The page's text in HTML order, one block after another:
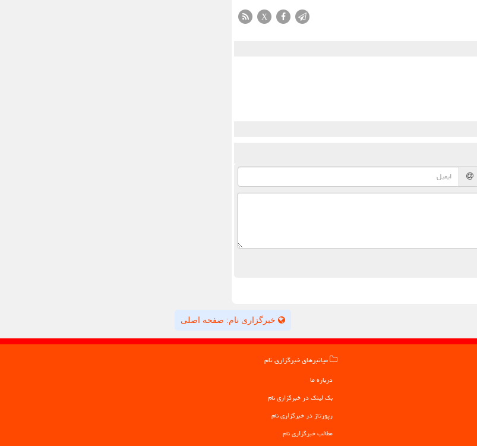
X
خبرگزاری نام: صفحه اصلی
میانبرهای خبرگزاری نام
درباره ما
بک لینک در خبرگزاری نام
رپورتاژ در خبرگزاری نام
مطالب خبرگزاری نام